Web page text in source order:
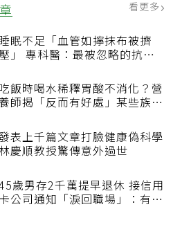
看更多
睡眠不足「血管如擰抹布被擠
壓」 專科醫：最被忽略的抗老
吃飯時喝水稀釋胃酸不消化？營
養師揭「反而有好處」某些族群
發表上千篇文章打臉健康偽科學
林慶順教授驚傳意外過世
45歲男存2千萬提早退休 接信用
卡公司通知「淚回職場」：有錢